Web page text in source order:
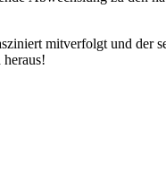
mitverfolgt und der